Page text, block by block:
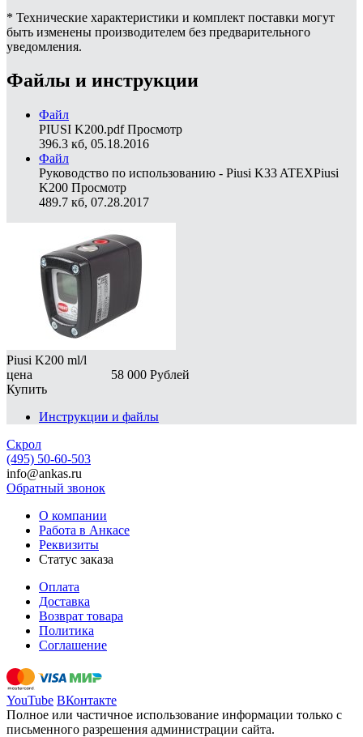
* Технические характеристики и комплект поставки могут
быть изменены производителем без предварительного
уведомления.
Файлы и инструкции
Файл
PIUSI K200.pdf Просмотр
396.3 кб, 05.18.2016
Файл
Руководство по использованию - Piusi K33 ATEXPiusi
K200 Просмотр
489.7 кб, 07.28.2017
Piusi K200 ml/l
цена
58 000 Рублей
Купить
Инструкции и файлы
Скрол
(495) 50-60-503
info@ankas.ru
Обратный звонок
О компании
Работа в Анкасе
Реквизиты
Статус заказа
Оплата
Доставка
Возврат товара
Политика
Соглашение
YouTube ВКонтакте
Полное или частичное использование информации только с
письменного разрешения администрации сайта.